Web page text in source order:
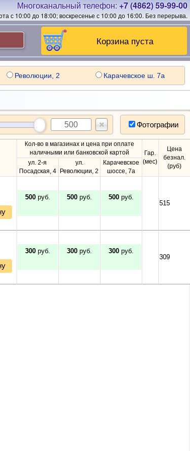
Многоканальный телефон: +7 (4862) 59-99-00
с 10:00 до 18:00; воскресенье с 10:00 до 16:00. Без перерыва.
Корзина пуста
Революции, 2 Карачевское ш. 7а
Фотографии
Кол-во в магазинах и цена при оплате
наличными или банковской картой
Гар.
(мес)
Цена
безнал.
(руб)
ул. 2-я
Посадская, 4
ул.
Революции, 2
Карачевское
шоссе, 7а
500руб. 500руб. 500руб.
515
300руб. 300руб. 300руб.
309